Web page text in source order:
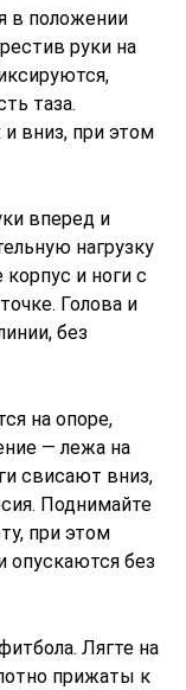
в положении
руки на
таза.
вниз, при этом
вперед и
нагрузку
и ноги с
Голова и
без
на опоре,
— лежа на
свисают вниз,
Поднимайте
при этом
опускаются без
Лягте на
прижаты к